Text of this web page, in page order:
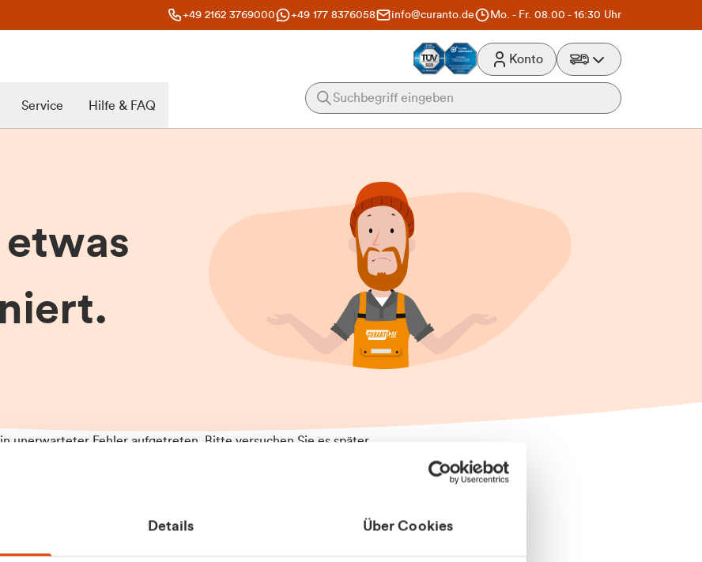
Details Über Cookies
+49 2162 3769000 +49 177 8376058 info@curanto.de Mo. - Fr. 08.00 - 16:30 Uhr
Konto
Service Hilfe & FAQ
unerwarteter Fehler aufgetreten. Bitte versuchen Sie es später
Fehler an. Wir entschuldigen uns für eventuelle